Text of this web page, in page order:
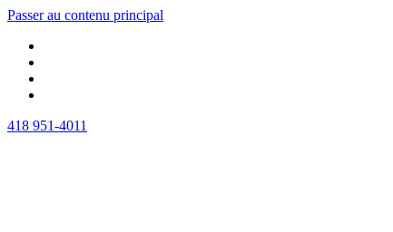
Passer au contenu principal
418 951-4011